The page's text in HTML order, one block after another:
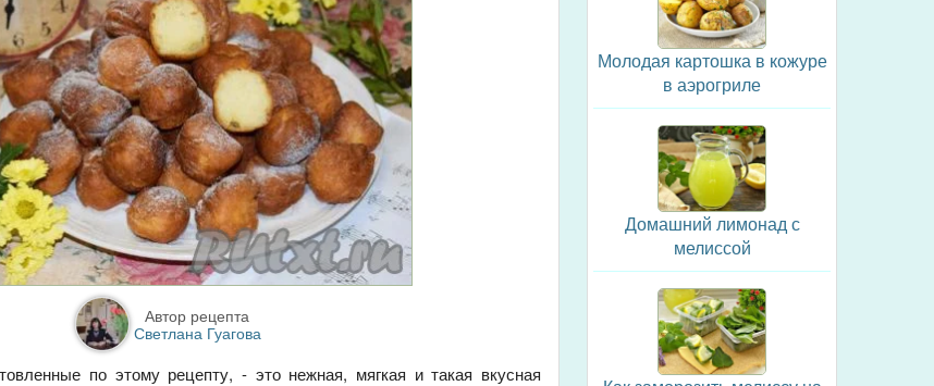
Автор рецепта
Светлана Гуагова
по этому рецепту, - это нежная, мягкая и такая вкусная
Молодая картошка в кожуре
в аэрогриле
Домашний лимонад с
мелиссой